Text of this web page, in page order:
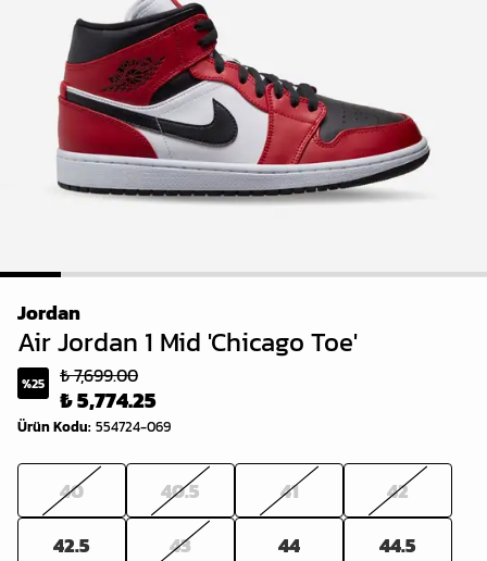
1 2 3 4 5 6 7 8
Jordan
Air Jordan 1 Mid 'Chicago Toe'
%25 ₺ 7,699.00
₺ 5,774.25
Ürün Kodu: 554724-069
40 40.5 41
42
42.5
43 44
44.5